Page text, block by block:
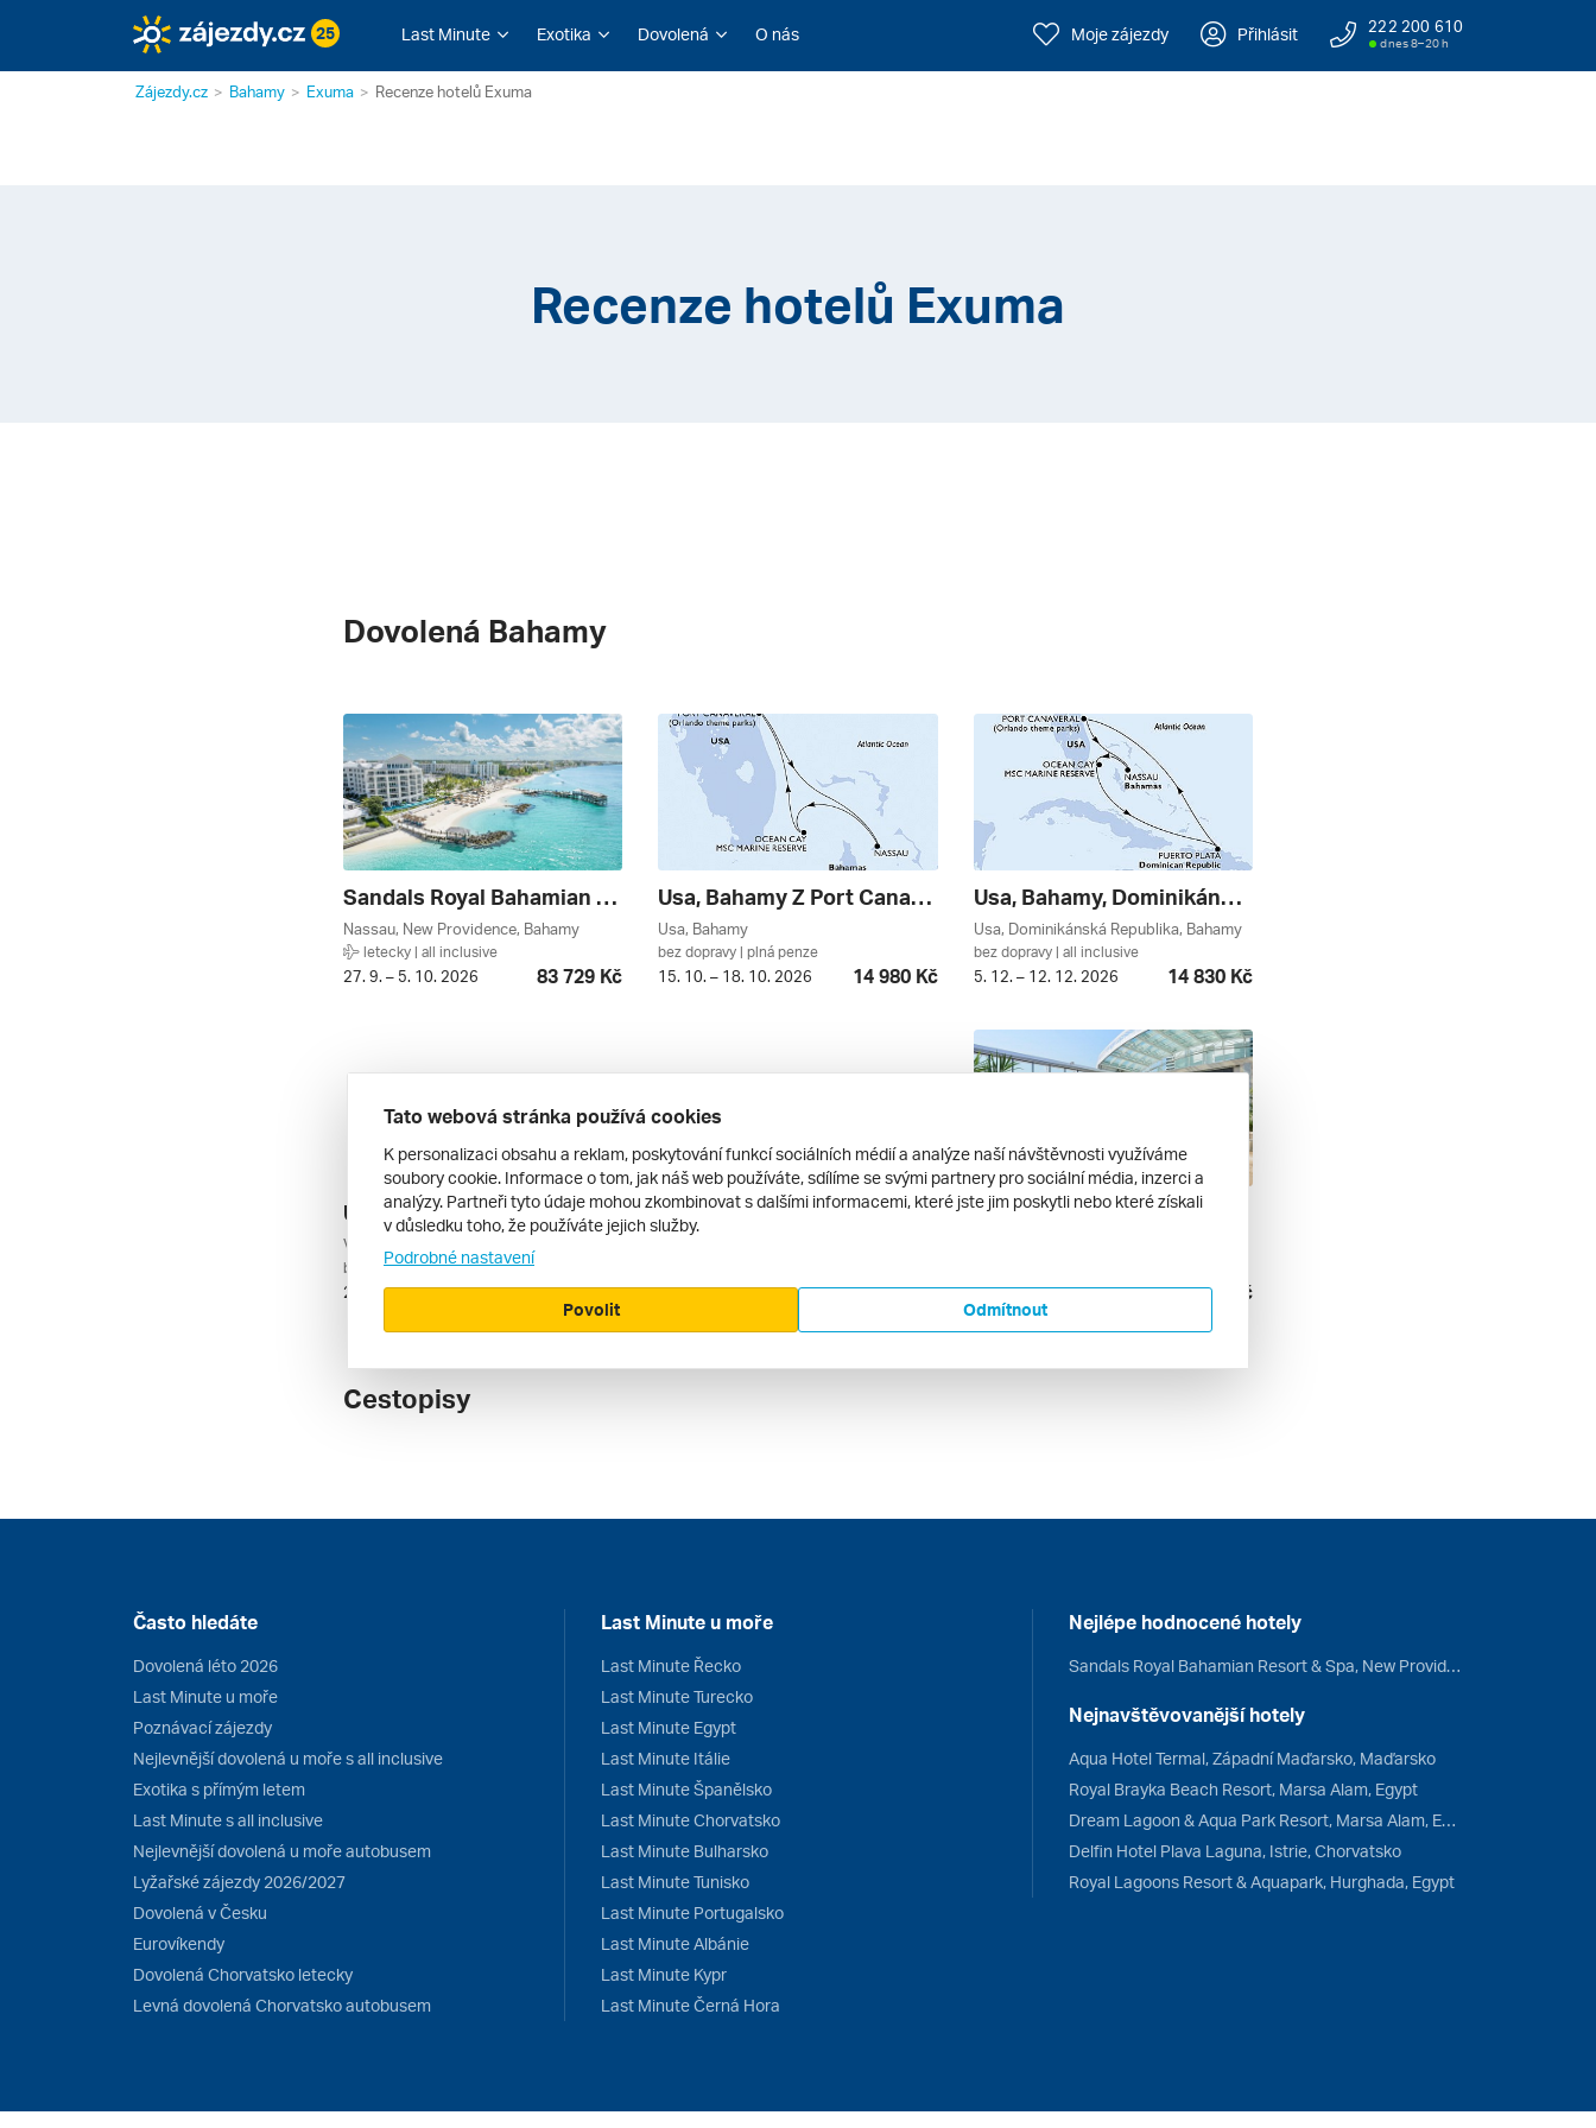
25 Last Minute Exotika Dovolená O nás Moje zájezdy Přihlásit 222 200 610
dnes 8–20 h
Zájezdy.cz Bahamy Exuma Recenze hotelů Exuma
Recenze hotelů Exuma
Dovolená Bahamy
Sandals Royal Bahamian *****
Nassau, New Providence, Bahamy
letecky | all inclusive
27. 9. – 5. 10. 2026 83 729 Kč
Usa, Bahamy Z Port Canaveralu Na Lodi Msc Seashore *****
Usa, Bahamy
bez dopravy | plná penze
15. 10. – 18. 10. 2026 14 980 Kč
Usa, Bahamy, Dominikánská Republika Z Port Canaveralu Na Lodi Msc Grandiosa, Plavba S Bonusem ****
Usa, Dominikánská Republika, Bahamy
bez dopravy | all inclusive
5. 12. – 12. 12. 2026 14 830 Kč
Usa, Dominikánská Republika, Britské Panenské Ostrovy, Bahamy Z Miami Na Lodi Norwegian Luna *****
bez dopravy | plná penze
26. 12. – 2. 1. 2028 48 210 Kč
Usa, Bahamy, Zámořské Území Velké Británie Z Miami Na Lodi Msc Seashore *****
12. 12. – 18. 12. 2027 42 040 Kč 13. 12. – 23. 12. 2027 126 690 Kč
Cestopisy
Často hledáte
Dovolená léto 2026
Last Minute u moře
Poznávací zájezdy
Nejlevnější dovolená u moře s all inclusive
Exotika s přímým letem
Last Minute s all inclusive
Nejlevnější dovolená u moře autobusem
Lyžařské zájezdy 2026/2027
Dovolená v Česku
Eurovíkendy
Dovolená Chorvatsko letecky
Levná dovolená Chorvatsko autobusem
Last Minute u moře
Last Minute Řecko
Last Minute Turecko
Last Minute Egypt
Last Minute Itálie
Last Minute Španělsko
Last Minute Chorvatsko
Last Minute Bulharsko
Last Minute Tunisko
Last Minute Portugalsko
Last Minute Albánie
Last Minute Kypr
Last Minute Černá Hora
Nejlépe hodnocené hotely
Sandals Royal Bahamian Resort & Spa, New Providence, Bahamy
Nejnavštěvovanější hotely
Aqua Hotel Termal, Západní Maďarsko, Maďarsko
Royal Brayka Beach Resort, Marsa Alam, Egypt
Dream Lagoon & Aqua Park Resort, Marsa Alam, Egypt
Delfin Hotel Plava Laguna, Istrie, Chorvatsko
Royal Lagoons Resort & Aquapark, Hurghada, Egypt
Tato webová stránka používá cookies
K personalizaci obsahu a reklam, poskytování funkcí sociálních médií a analýze naší návštěvnosti využíváme
soubory cookie. Informace o tom, jak náš web používáte, sdílíme se svými partnery pro sociální média, inzerci a
analýzy. Partneři tyto údaje mohou zkombinovat s dalšími informacemi, které jste jim poskytli nebo které získali
v důsledku toho, že používáte jejich služby.
Podrobné nastavení
Odmítnout
Povolit